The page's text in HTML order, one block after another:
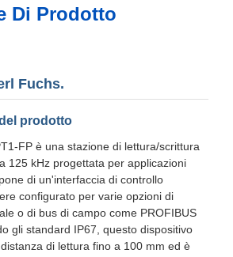
Di Prodotto
Fuchs.
prodotto
FP è una stazione di lettura/scrittura
125 kHz progettata per applicazioni
di un'interfaccia di controllo
configurato per varie opzioni di
o di bus di campo come PROFIBUS
gli standard IP67, questo dispositivo
di lettura fino a 100 mm ed è